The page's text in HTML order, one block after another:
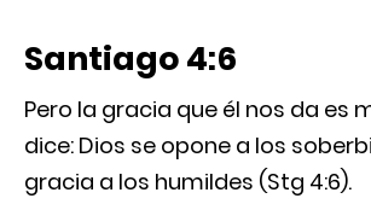
Santiago 4:6
Pero la gracia que él nos da es
dice: Dios se opone a los
gracia a los humildes (Stg 4:6).